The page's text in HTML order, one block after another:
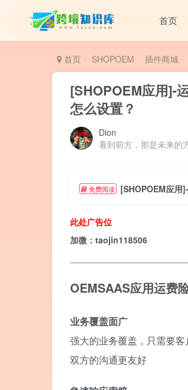
首页
首页 SHOPOEM 插件商城
[SHOPOEM应用]-
怎么设置？
Dion
看到前方，那是未来的
免费阅读 [SHOPOEM应用
此处广告位
加微：taojin118506
OEMSAAS应用运费
业务覆盖面广
强大的业务覆盖，只需要
双方的沟通更友好